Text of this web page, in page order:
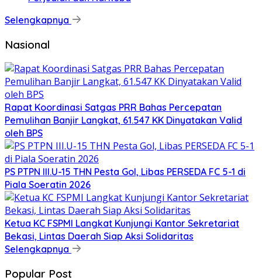
Selengkapnya
Nasional
Rapat Koordinasi Satgas PRR Bahas Percepatan
Pemulihan Banjir Langkat, 61.547 KK Dinyatakan Valid
oleh BPS
PS PTPN III.U-15 THN Pesta Gol, Libas PERSEDA FC 5-1 di
Piala Soeratin 2026
Ketua KC FSPMI Langkat Kunjungi Kantor Sekretariat
Bekasi, Lintas Daerah Siap Aksi Solidaritas
Selengkapnya
Popular Post